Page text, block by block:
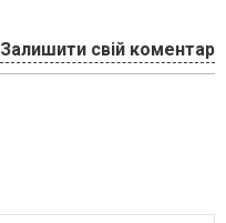
Залишити свій коментар